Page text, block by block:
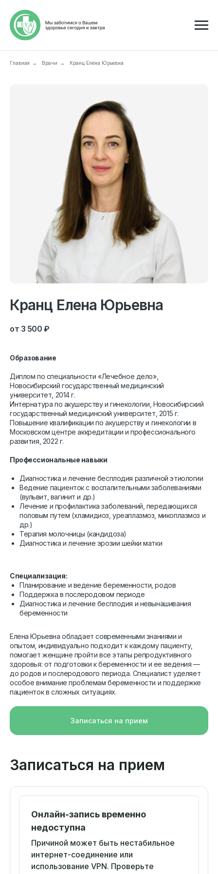
Главная → Врачи → Кранц Елена Юрьевна
Кранц Елена Юрьевна
3 500 ₽
Образование
Диплом по специальности «Лечебное дело»,
Новосибирский государственный медицинский
университет, 2014 г.
Интернатура по акушерству и гинекологии, Новосибирский
государственный медицинский университет, 2015 г.
Повышение квалификации по акушерству и гинекологии в
Московском центре аккредитации и профессионального
развития, 2022 г.
Профессиональные навыки
Диагностика и лечение бесплодия различной этиологии
Ведение пациенток с воспалительными заболеваниями
(вульвит, вагинит и др.)
Лечение и профилактика заболеваний, передающихся
половым путем (хламидиоз, уреаплазмоз, микоплазмоз и
др.)
Терапия молочницы (кандидоза)
Диагностика и лечение эрозии шейки матки
Специализация:
Планирование и ведение беременности, родов
Поддержка в послеродовом периоде
Диагностика и лечение бесплодия и невынашивания
беременности
Елена Юрьевна обладает современными знаниями и
опытом, индивидуально подходит к каждому пациенту,
помогает женщине пройти все этапы репродуктивного
здоровья: от подготовки к беременности и ее ведения —
до родов и послеродового периода. Специалист уделяет
особое внимание проблемам беременности и поддержке
пациенток в сложных ситуациях.
Записаться на прием
Записаться на прием
Онлайн-запись временно
недоступна
Причиной может быть нестабильное
интернет-соединение или
использование VPN. Проверьте